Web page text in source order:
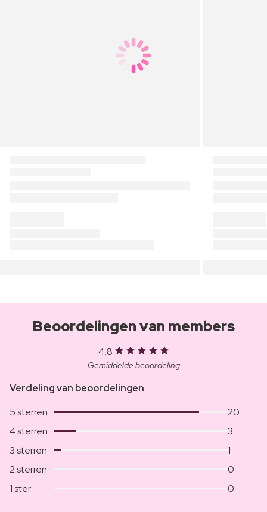
Beoordelingen van members
4,8
Gemiddelde beoordeling
Verdeling van beoordelingen
5 sterren
20
4 sterren
3
3 sterren
1
2 sterren
0
1 ster
0